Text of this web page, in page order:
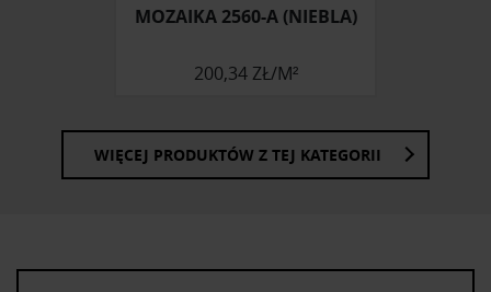
MOZAIKA 2560-A (NIEBLA)
200,34 ZŁ/M²
WIĘCEJ PRODUKTÓW Z TEJ KATEGORII